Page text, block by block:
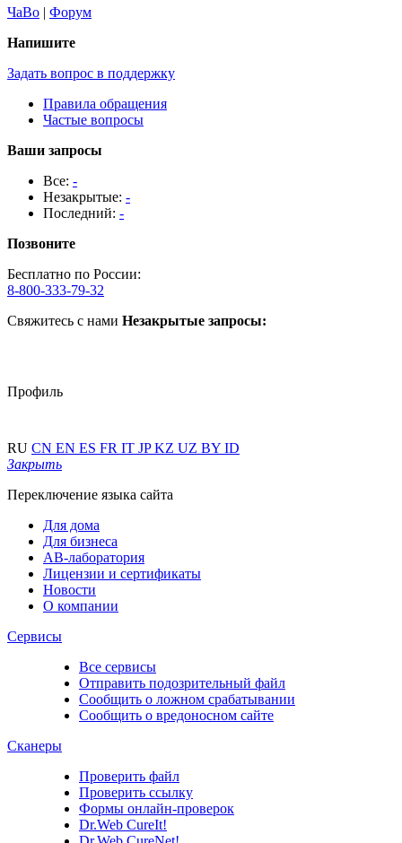
ЧаВо | Форум
Напишите
Задать вопрос в поддержку
Правила обращения
Частые вопросы
Ваши запросы
Все: -
Незакрытые: -
Последний: -
Позвоните
Бесплатно по России:
8-800-333-79-32
Свяжитесь с нами Незакрытые запросы:
Профиль
RU CN EN ES FR IT JPKZ UZ BY ID
Закрыть
Переключение языка сайта
Для дома
Для бизнеса
АВ-лаборатория
Лицензии и сертификаты
Новости
О компании
Сервисы
Все сервисы
Отправить подозрительный файл
Сообщить о ложном срабатывании
Сообщить о вредоносном сайте
Сканеры
Проверить файл
Проверить ссылку
Формы онлайн-проверок
Dr.Web CureIt!